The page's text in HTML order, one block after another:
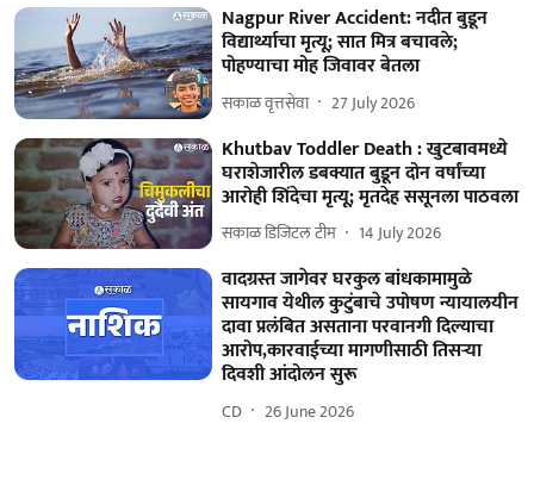
Nagpur River Accident: नदीत बुडून
विद्यार्थ्याचा मृत्यू; सात मित्र बचावले;
पोहण्याचा मोह जिवावर बेतला
सकाळ वृत्तसेवा 27 July 2026
Khutbav Toddler Death : खुटबावमध्ये
घराशेजारील डबक्यात बुडून दोन वर्षांच्या
आरोही शिंदेचा मृत्यू; मृतदेह ससूनला पाठवला
सकाळ डिजिटल टीम 14 July 2026
वादग्रस्त जागेवर घरकुल बांधकामामुळे
सायगाव येथील कुटुंबाचे उपोषण न्यायालयीन
दावा प्रलंबित असताना परवानगी दिल्याचा
आरोप,कारवाईच्या मागणीसाठी तिसऱ्या
दिवशी आंदोलन सुरू
CD 26 June 2026